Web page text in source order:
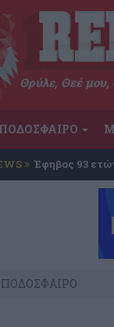
Θρύλε, Θεέ
ΠΟΔΟΣΦΑΙΡΟ
Έφηβος 93
ΠΟΔΟΣΦΑΙΡΟ